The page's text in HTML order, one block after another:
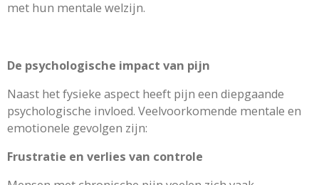
met hun mentale welzijn.
De psychologische impact van pijn
Naast het fysieke aspect heeft pijn een diepgaande
psychologische invloed. Veelvoorkomende mentale en
emotionele gevolgen zijn:
Frustratie en verlies van controle